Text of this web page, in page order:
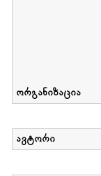
ორგანიზაცია
ავტორი